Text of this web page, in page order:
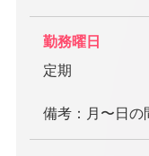
勤務曜日
定期
備考：月〜日の